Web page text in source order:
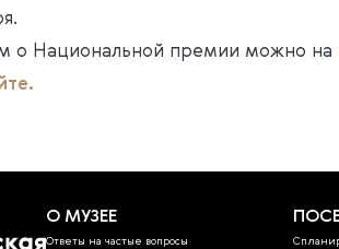
о Национальной премии можно на
О МУЗЕЕ
Ответы на частые вопросы